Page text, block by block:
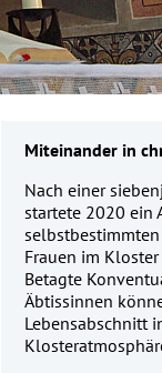
Miteinander in
Nach einer
startete 2020 ein
Frauen im
Betagte
Äbtissinnen
Lebensabschnitt